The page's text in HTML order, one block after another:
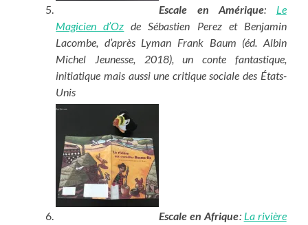
Escale en Amérique: Le
Magicien d’Oz de Sébastien Perez et Benjamin
Lacombe, d’après Lyman Frank Baum (éd. Albin
Michel Jeunesse, 2018), un conte fantastique,
initiatique mais aussi une critique sociale des États-
Unis
Escale en Afrique: La rivière